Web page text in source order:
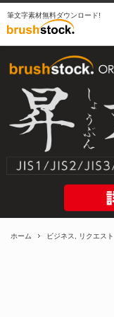
筆文字素材無料ダウンロード!
ホーム ビジネス, リクエスト